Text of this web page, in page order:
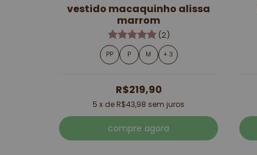
vestido macaquinho alissa
marrom
(2)
PP P M + 3
R$219,90
5 x de R$43,98 sem juros
compre agora